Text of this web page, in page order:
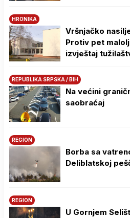
HRONIKA
Vršnjačko
Protiv pet
izvještaj
REPUBLIKA SRPSKA / BIH
Na većini
saobraćaj
REGION
Borba sa
Deliblatskoj
REGION
U Gornjem